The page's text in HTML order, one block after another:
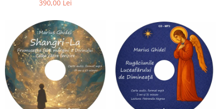
390,00 Lei